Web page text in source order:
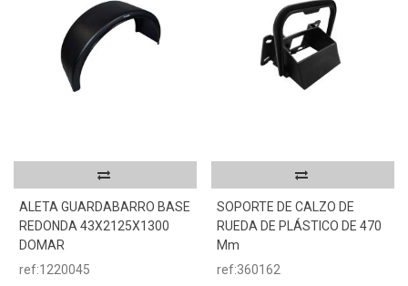
ALETA GUARDABARRO BASE
REDONDA 43X2125X1300
DOMAR
ref:1220045
SOPORTE DE CALZO DE
RUEDA DE PLÁSTICO DE 470
Mm
ref:360162